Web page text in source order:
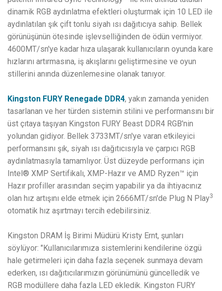
dinamik RGB aydınlatma efektleri oluşturmak için 10 LED ile
aydınlatılan şık çift tonlu siyah ısı dağıtıcıya sahip. Bellek
görünüşünün ötesinde işlevselliğinden de ödün vermiyor.
4600MT/sn'ye kadar hıza ulaşarak kullanıcıların oyunda kare
hızlarını artırmasına, iş akışlarını geliştirmesine ve oyun
stillerini anında düzenlemesine olanak tanıyor.
Kingston FURY Renegade DDR4, yakın zamanda yeniden
tasarlanan ve her türden sistemin stilini ve performansını bir
üst çıtaya taşıyan Kingston FURY Beast DDR4 RGB'nin
yolundan gidiyor. Bellek 3733MT/sn'ye varan etkileyici
performansını şık, siyah ısı dağıtıcısıyla ve çarpıcı RGB
aydınlatmasıyla tamamlıyor. Üst düzeyde performans için
Intel® XMP Sertifikalı, XMP-Hazır ve AMD Ryzen™ için
Hazır profiller arasından seçim yapabilir ya da ihtiyacınız
olan hız artışını elde etmek için 2666MT/sn'de Plug N Play3
otomatik hız aşırtmayı tercih edebilirsiniz.
Kingston DRAM İş Birimi Müdürü Kristy Ernt, şunları
söylüyor: "Kullanıcılarımıza sistemlerini kendilerine özgü
hale getirmeleri için daha fazla seçenek sunmaya devam
ederken, ısı dağıtıcılarımızın görünümünü güncelledik ve
RGB modüllere daha fazla LED ekledik. Kingston FURY